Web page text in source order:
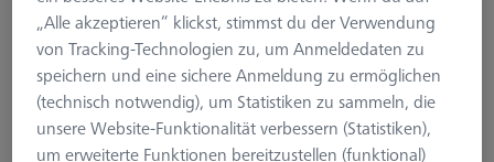
ZEISS VAST XXT
VAST XXT TL1
VAST XXT TL3
VAST XXT TL4
Zubehör für Wechselteller
„Alle akzeptieren“ klickst, stimmst du der Verwendung
von Tracking-Technologien zu, um Anmeldedaten zu
speichern und eine sichere Anmeldung zu ermöglichen
(technisch notwendig), um Statistiken zu sammeln, die
unsere Website-Funktionalität verbessern (Statistiken),
um erweiterte Funktionen bereitzustellen (funktional)